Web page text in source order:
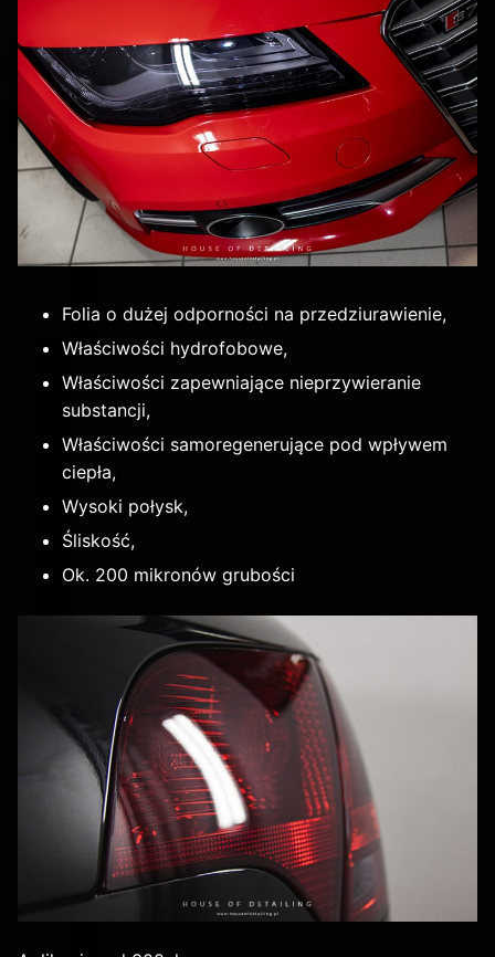
Folia o dużej odporności na przedziurawienie,
Właściwości hydrofobowe,
Właściwości zapewniające nieprzywieranie
substancji,
Właściwości samoregenerujące pod wpływem
ciepła,
Wysoki połysk,
Śliskość,
Ok. 200 mikronów grubości